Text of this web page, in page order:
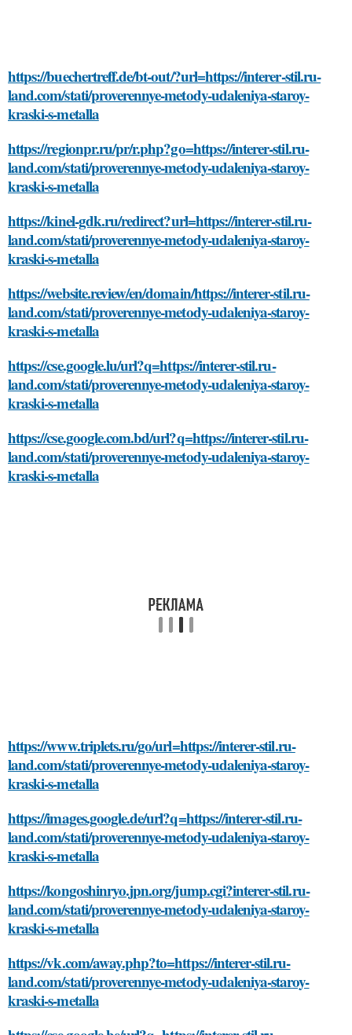
https://buechertreff.de/bt-out/?url=https://interer-stil.ru-
land.com/stati/proverennye-metody-udaleniya-staroy-
kraski-s-metalla
https://regionpr.ru/pr/r.php?go=https://interer-stil.ru-
land.com/stati/proverennye-metody-udaleniya-staroy-
kraski-s-metalla
https://kinel-gdk.ru/redirect?url=https://interer-stil.ru-
land.com/stati/proverennye-metody-udaleniya-staroy-
kraski-s-metalla
https://website.review/en/domain/https://interer-stil.ru-
land.com/stati/proverennye-metody-udaleniya-staroy-
kraski-s-metalla
https://cse.google.lu/url?q=https://interer-stil.ru-
land.com/stati/proverennye-metody-udaleniya-staroy-
kraski-s-metalla
https://cse.google.com.bd/url?q=https://interer-stil.ru-
land.com/stati/proverennye-metody-udaleniya-staroy-
kraski-s-metalla
https://www.triplets.ru/go/url=https://interer-stil.ru-
land.com/stati/proverennye-metody-udaleniya-staroy-
kraski-s-metalla
https://images.google.de/url?q=https://interer-stil.ru-
land.com/stati/proverennye-metody-udaleniya-staroy-
kraski-s-metalla
https://kongoshinryo.jpn.org/jump.cgi?interer-stil.ru-
land.com/stati/proverennye-metody-udaleniya-staroy-
kraski-s-metalla
https://vk.com/away.php?to=https://interer-stil.ru-
land.com/stati/proverennye-metody-udaleniya-staroy-
kraski-s-metalla